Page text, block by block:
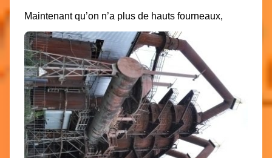
Maintenant qu’on n’a plus de hauts fourneaux,